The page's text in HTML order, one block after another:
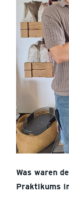
Was waren
Praktikums